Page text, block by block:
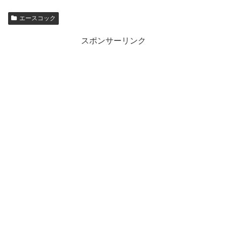
エースコック
スポンサーリンク